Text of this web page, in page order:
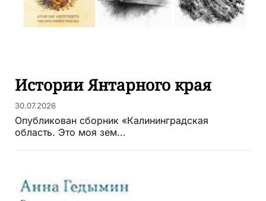
Истории Янтарного края
30.07.2026
Опубликован сборник «Калининградская
область. Это моя зем...